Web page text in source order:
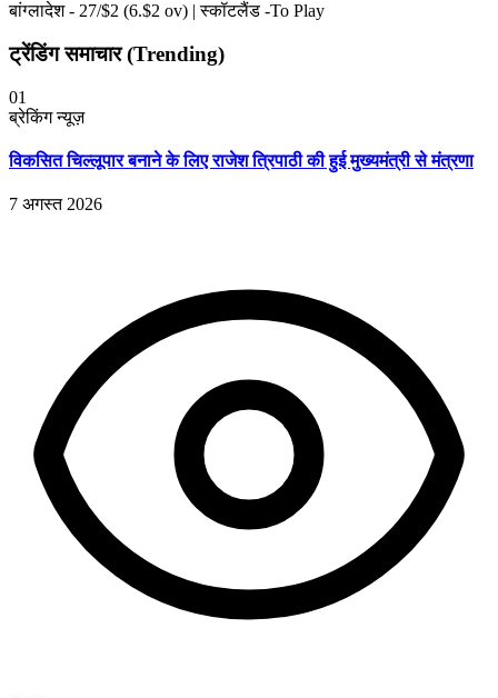
बांग्लादेश - 27/$2 (6.$2 ov) | स्कॉटलैंड -To Play
ट्रेंडिंग समाचार (Trending)
01
ब्रेकिंग न्यूज़
विकसित चिल्लूपार बनाने के लिए राजेश त्रिपाठी की हुई मुख्यमंत्री से मंत्रणा
7 अगस्त 2026